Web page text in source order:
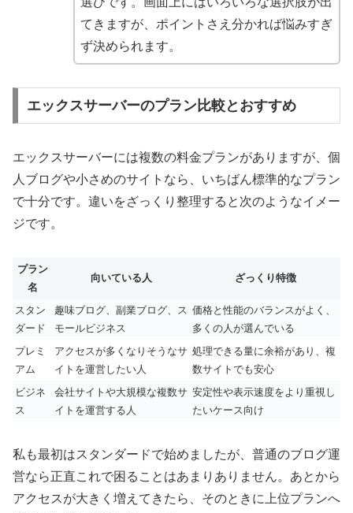
てきますが、ポイントさえ分かれば悩みすぎ
ず決められます。
エックスサーバーのプラン比較とおすすめ
エックスサーバーには複数の料金プランがありますが、個
人ブログや小さめのサイトなら、いちばん標準的なプラン
で十分です。違いをざっくり整理すると次のようなイメー
ジです。
プラン
名
向いている人 ざっくり特徴
スタン
ダード
趣味ブログ、副業ブログ、ス
モールビジネス
価格と性能のバランスがよく、
多くの人が選んでいる
プレミ
アム
アクセスが多くなりそうなサ
イトを運営したい人
処理できる量に余裕があり、複
数サイトでも安心
ビジネ
ス
会社サイトや大規模な複数サ
イトを運営する人
安定性や表示速度をより重視し
たいケース向け
私も最初はスタンダードで始めましたが、普通のブログ運
営なら正直これで困ることはあまりありません。あとから
アクセスが大きく増えてきたら、そのときに上位プランへ